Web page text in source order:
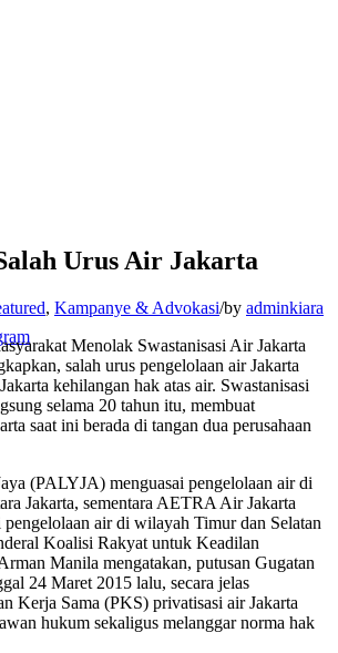
Urus Air Jakarta
, Kampanye & Advokasi/by adminkiara
Menolak Swastanisasi Air Jakarta
salah urus pengelolaan air Jakarta
kehilangan hak atas air. Swastanisasi
selama 20 tahun itu, membuat
saat ini berada di tangan dua perusahaan
(PALYJA) menguasai pengelolaan air di
Jakarta, sementara AETRA Air Jakarta
air di wilayah Timur dan Selatan
Koalisi Rakyat untuk Keadilan
Manila mengatakan, putusan Gugatan
24 Maret 2015 lalu, secara jelas
Kerja Sama (PKS) privatisasi air Jakarta
hukum sekaligus melanggar norma hak